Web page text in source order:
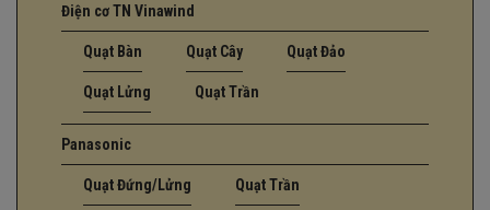
Điện cơ TN Vinawind
Quạt Bàn Quạt Cây Quạt Đảo
Quạt Lửng Quạt Trần
Panasonic
Quạt Đứng/Lửng Quạt Trần